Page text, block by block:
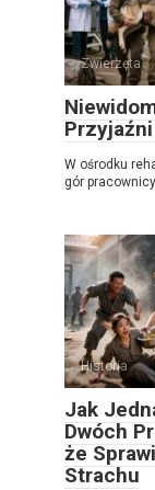
Zwierzęta
W ośrodku
gór
Historia
Jak
Dwóch
że
Strachu